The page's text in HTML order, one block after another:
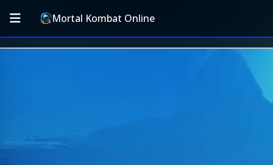
Mortal Kombat Online